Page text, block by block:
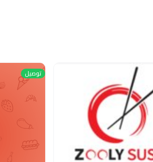
توصيل